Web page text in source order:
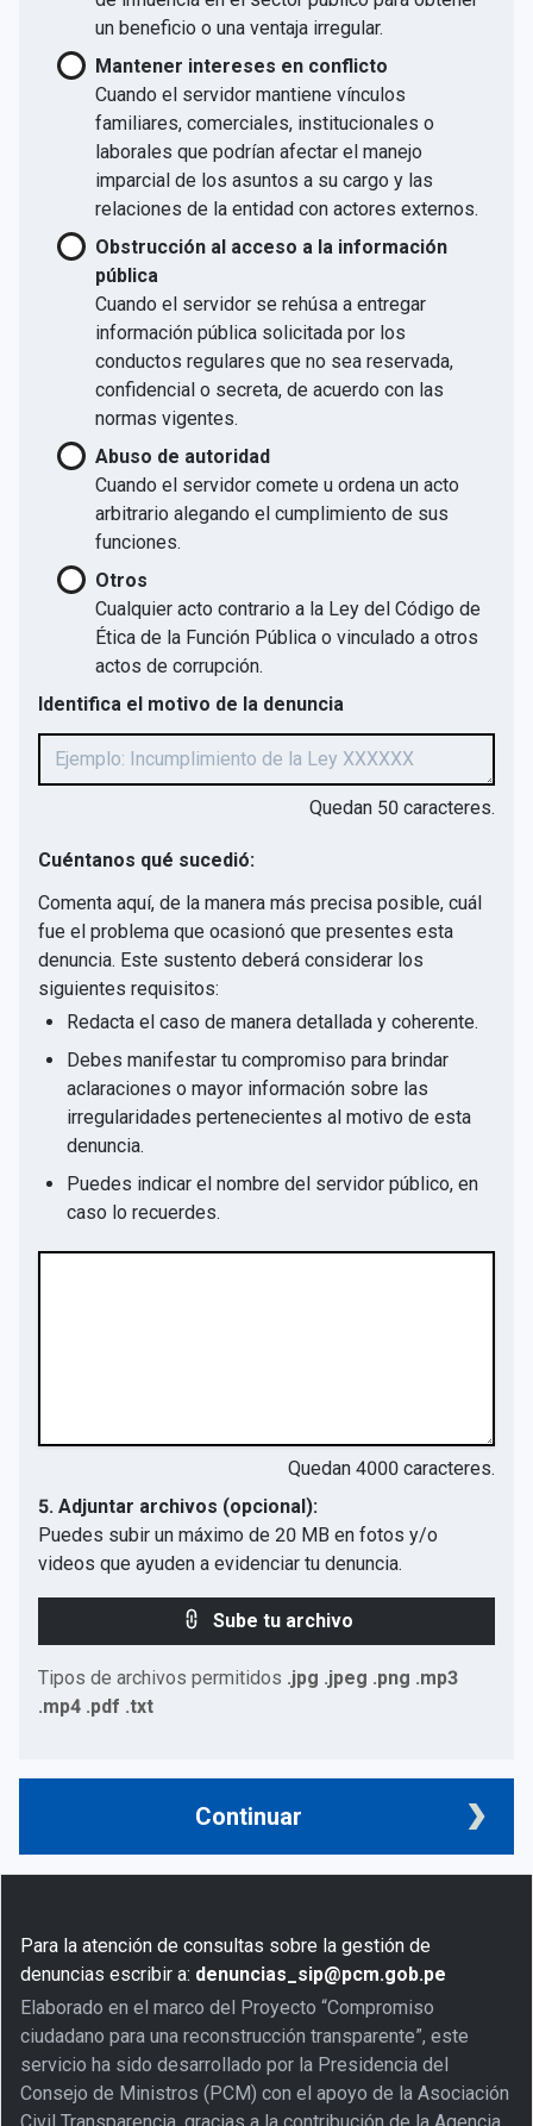
un beneficio o una ventaja irregular.
Mantener intereses en conflicto
Cuando el servidor mantiene vínculos
familiares, comerciales, institucionales o
laborales que podrían afectar el manejo
imparcial de los asuntos a su cargo y las
relaciones de la entidad con actores externos.
Obstrucción al acceso a la información
pública
Cuando el servidor se rehúsa a entregar
información pública solicitada por los
conductos regulares que no sea reservada,
confidencial o secreta, de acuerdo con las
normas vigentes.
Abuso de autoridad
Cuando el servidor comete u ordena un acto
arbitrario alegando el cumplimiento de sus
funciones.
Otros
Cualquier acto contrario a la Ley del Código de
Ética de la Función Pública o vinculado a otros
actos de corrupción.
Identifica el motivo de la denuncia
Quedan 50 caracteres.
Cuéntanos qué sucedió:
Comenta aquí, de la manera más precisa posible, cuál
fue el problema que ocasionó que presentes esta
denuncia. Este sustento deberá considerar los
siguientes requisitos:
Redacta el caso de manera detallada y coherente.
Debes manifestar tu compromiso para brindar
aclaraciones o mayor información sobre las
irregularidades pertenecientes al motivo de esta
denuncia.
Puedes indicar el nombre del servidor público, en
caso lo recuerdes.
Quedan 4000 caracteres.
5. Adjuntar archivos (opcional):
Puedes subir un máximo de 20 MB en fotos y/o
videos que ayuden a evidenciar tu denuncia.
Sube tu archivo
Tipos de archivos permitidos .jpg .jpeg .png .mp3
.mp4 .pdf .txt
Continuar
Para la atención de consultas sobre la gestión de
denuncias escribir a: denuncias_sip@pcm.gob.pe
Elaborado en el marco del Proyecto “Compromiso
ciudadano para una reconstrucción transparente”, este
servicio ha sido desarrollado por la Presidencia del
Consejo de Ministros (PCM) con el apoyo de la Asociación